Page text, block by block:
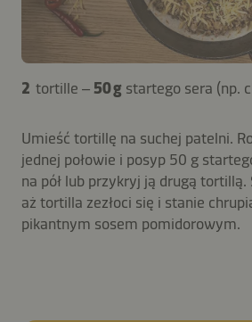
2 tortille – 50 g startego sera (np.
Umieść tortillę na suchej patelni.
jednej połowie i posyp 50 g
na pół lub przykryj ją drugą tortillą.
aż tortilla zezłoci się i stanie
pikantnym sosem pomidorowym.